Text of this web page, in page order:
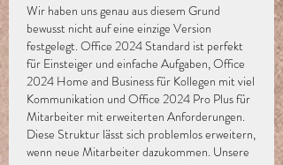
Wir haben uns genau aus diesem Grund
bewusst nicht auf eine einzige Version
festgelegt. Office 2024 Standard ist perfekt
für Einsteiger und einfache Aufgaben, Office
2024 Home and Business für Kollegen mit viel
Kommunikation und Office 2024 Pro Plus für
Mitarbeiter mit erweiterten Anforderungen.
Diese Struktur lässt sich problemlos erweitern,
wenn neue Mitarbeiter dazukommen. Unsere